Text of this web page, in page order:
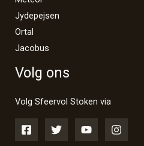
Jydepejsen
Ortal
Jacobus
Volg ons
Volg Sfeervol Stoken via